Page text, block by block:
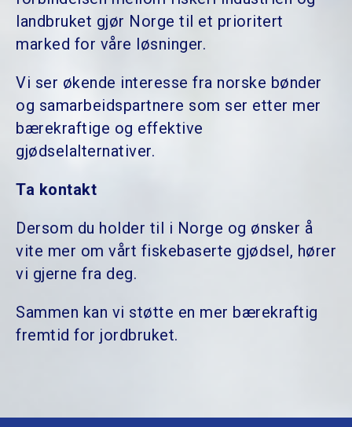
landbruket gjør Norge til et prioritert
marked for våre løsninger.
Vi ser økende interesse fra norske bønder
og samarbeidspartnere som ser etter mer
bærekraftige og effektive
gjødselalternativer.
Ta kontakt
Dersom du holder til i Norge og ønsker å
vite mer om vårt fiskebaserte gjødsel, hører
vi gjerne fra deg.
Sammen kan vi støtte en mer bærekraftig
fremtid for jordbruket.